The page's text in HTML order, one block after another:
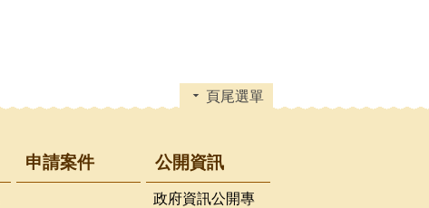
頁尾選單
申請案件 公開資訊
政府資訊公開專